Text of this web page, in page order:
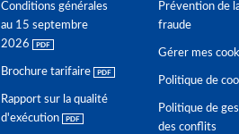
Conditions générales
au 15 septembre
2026
Brochure tarifaire
Rapport sur la qualité
d'exécution
Prévention de
fraude
Gérer mes
Politique de
Politique de
des conflits